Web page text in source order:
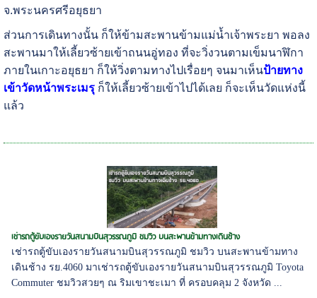
จ.พระนครศรีอยุธยา
ส่วนการเดินทางนั้น ก็ให้ข้ามสะพานข้ามแม่น้ำเจ้าพระยา พอลง
สะพานมาให้เลี้ยวซ้ายเข้าถนนอู่ทอง ที่จะวิ่งวนตามเข็มนาฬิกา
ภายในเกาะอยุธยา ก็ให้วิ่งตามทางไปเรื่อยๆ จนมาเห็นป้ายทาง
เข้าวัดหน้าพระเมรุก็ให้เลี้ยวซ้ายเข้าไปได้เลย ก็จะเห็นวัดแห่งนี้
แล้ว
เช่ารถตู้ขับเองรายวันสนามบินสุวรรณภูมิ ชมวิว บนสะพานข้ามทางเดินช้าง
เช่ารถตู้ขับเองรายวันสนามบินสุวรรณภูมิ ชมวิว บนสะพานข้ามทาง
เดินช้าง รย.4060 มาเช่ารถตู้ขับเองรายวันสนามบินสุวรรณภูมิ Toyota
Commuter ชมวิวสวยๆ ณ ริมเขาชะเมา ที่ ครอบคลุม 2 จังหวัด ...